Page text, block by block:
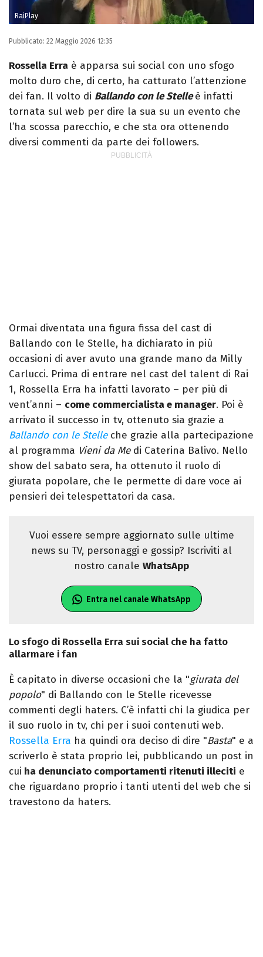
RaiPlay
Pubblicato: 22 Maggio 2026 12:35
Rossella Erra è apparsa sui social con uno sfogo
molto duro che, di certo, ha catturato l’attenzione
dei fan. Il volto di Ballando con le Stelle è infatti
tornata sul web per dire la sua su un evento che
l’ha scossa parecchio, e che sta ora ottenendo
diversi commenti da parte dei followers.
Ormai diventata una figura fissa del cast di
Ballando con le Stelle, ha dichiarato in più
occasioni di aver avuto una grande mano da Milly
Carlucci. Prima di entrare nel cast del talent di Rai
1, Rossella Erra ha infatti lavorato – per più di
vent’anni – come commercialista e manager. Poi è
arrivato il successo in tv, ottenuto sia grazie a
Ballando con le Stelleche grazie alla partecipazione
al programma Vieni da Medi Caterina Balivo. Nello
show del sabato sera, ha ottenuto il ruolo di
giurata popolare, che le permette di dare voce ai
pensieri dei telespettatori da casa.
Vuoi essere sempre aggiornato sulle ultime
news su TV, personaggi e gossip? Iscriviti al
nostro canale WhatsApp
Entra nel canale WhatsApp
Lo sfogo di Rossella Erra sui social che ha fatto
allarmare i fan
È capitato in diverse occasioni che la "giurata del
popolo" di Ballando con le Stelle ricevesse
commenti degli haters. C’è infatti chi la giudica per
il suo ruolo in tv, chi per i suoi contenuti web.
Rossella Erra ha quindi ora deciso di dire "Basta" e a
scriverlo è stata proprio lei, pubblicando un post in
cui ha denunciato comportamenti ritenuti illeciti e
che riguardano proprio i tanti utenti del web che si
travestono da haters.